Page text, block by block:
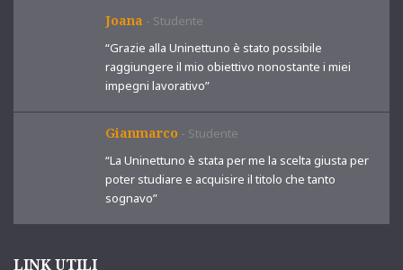
Joana - Studente
“Grazie alla Uninettuno è stato possibile
raggiungere il mio obiettivo nonostante i miei
impegni lavorativo”
Gianmarco - Studente
“La Uninettuno è stata per me la scelta giusta per
poter studiare e acquisire il titolo che tanto
sognavo”
LINK UTILI